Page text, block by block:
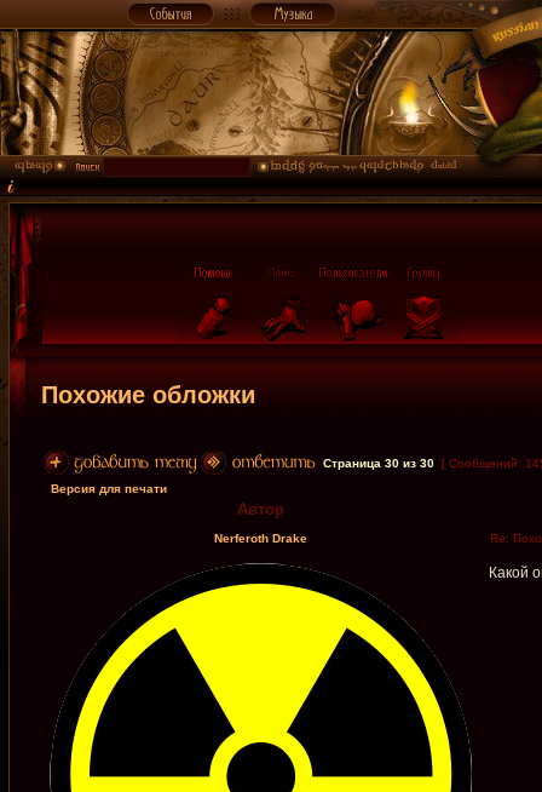
Похожие обложки
Страница 30 из 30 [ Сообщений:
Версия для печати
Автор
Nerferoth Drake Re:
Какой